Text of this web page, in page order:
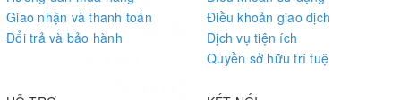
Giao nhận và thanh toán
Đổi trả và bảo hành
Điều khoản giao dịch
Dịch vụ tiện ích
Quyền sở hữu trí tuệ